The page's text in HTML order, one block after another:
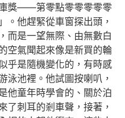
庫獎——第零點零零零零零
。他趕緊從車窗探出頭，
而是一望無際、由無數白
空氣聞起來像是新買的輪
乎是隨機變化的，有時感
泳池裡。他試圖按喇叭，
他童年時學會的、關於泊
了刺耳的剎車聲，接著，